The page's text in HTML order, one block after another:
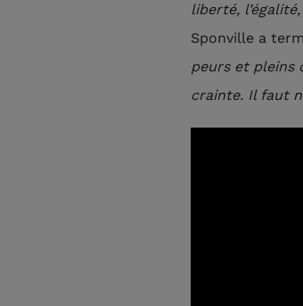
liberté,
Sponville a
peurs et pleins
crainte. Il faut